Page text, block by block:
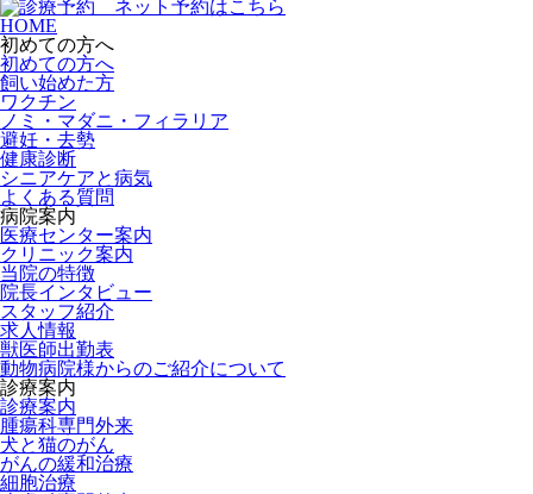
HOME
初めての方へ
初めての方へ
飼い始めた方
ワクチン
ノミ・マダニ・フィラリア
避妊・去勢
健康診断
シニアケアと病気
よくある質問
病院案内
医療センター案内
クリニック案内
当院の特徴
院長インタビュー
スタッフ紹介
求人情報
獣医師出勤表
動物病院様からのご紹介について
診療案内
診療案内
腫瘍科専門外来
犬と猫のがん
がんの緩和治療
細胞治療